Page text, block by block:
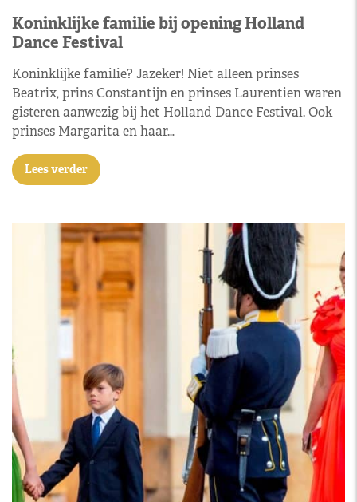
Koninklijke familie bij opening Holland
Dance Festival
Koninklijke familie? Jazeker! Niet alleen prinses
Beatrix, prins Constantijn en prinses Laurentien waren
gisteren aanwezig bij het Holland Dance Festival. Ook
prinses Margarita en haar…
Lees verder